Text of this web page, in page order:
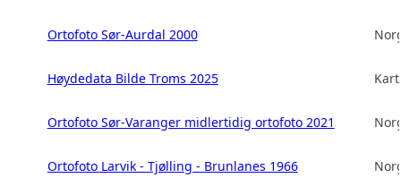
Ortofoto Sør-Aurdal 2000
Høydedata Bilde Troms 2025
Ortofoto Sør-Varanger midlertidig ortofoto 2021
Ortofoto Larvik - Tjølling - Brunlanes 1966